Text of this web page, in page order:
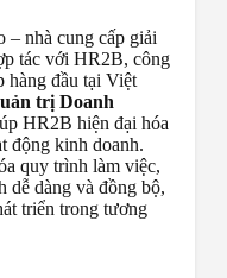
– nhà cung cấp giải
tác với HR2B, công
hàng đầu tại Việt
trị Doanh
HR2B hiện đại hóa
động kinh doanh.
quy trình làm việc,
dễ dàng và đồng bộ,
triển trong tương